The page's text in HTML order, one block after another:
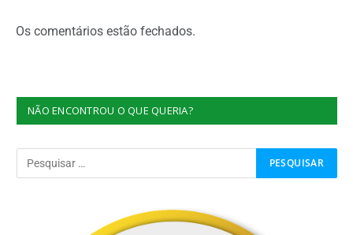
Os comentários estão fechados.
NÃO ENCONTROU O QUE QUERIA?